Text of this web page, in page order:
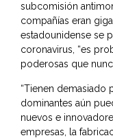
subcomisión
compañías eran
estadounidense se
coronavirus, “es
poderosas que
“Tienen demasiado
dominantes aún
nuevos e
empresas, la